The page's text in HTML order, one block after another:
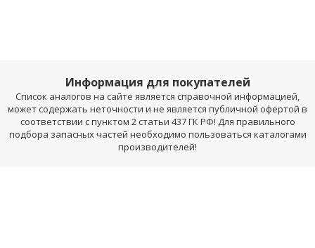
Информация для покупателей
Список аналогов на сайте является справочной информацией,
может содержать неточности и не является публичной офертой в
соответствии с пунктом 2 статьи 437 ГК РФ! Для правильного
подбора запасных частей необходимо пользоваться каталогами
производителей!